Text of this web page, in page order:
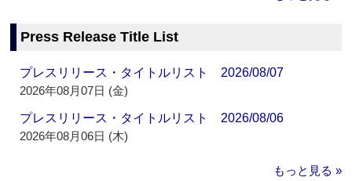
Press Release Title List
プレスリリース・タイトルリスト 2026/08/07
2026年08月07日 (金)
プレスリリース・タイトルリスト 2026/08/06
2026年08月06日 (木)
もっと見る »